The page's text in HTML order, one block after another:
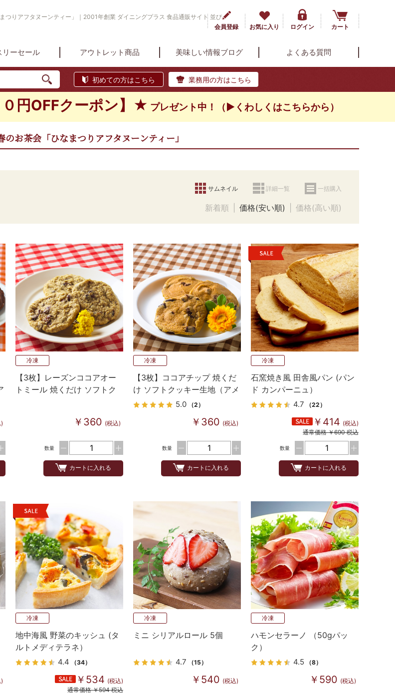
つりアフタヌーンティー」｜2001年創業 ダイニングプラス 食品通販サイト 並び
会員登録 お気に入り ログイン カート
リーセール アウトレット商品 美味しい情報ブログ よくある質問
初めての方はこちら 業務用の方はこちら
円OFFクーポン】★ プレゼント中！（▶くわしくはこちらから）
お茶会「ひなまつりアフタヌーンティー」
サムネイル 詳細一覧 一括購入
新着順 価格(安い順) 価格(高い順)
冷凍
【3枚】レーズンココアオー
トミール 焼くだけ ソフトク
￥360 (税込)
数量
カートに入れる
冷凍
【3枚】ココアチップ 焼くだ
け ソフトクッキー生地（アメ
リカンホームメイドタイプ）
5.0 （2）
￥360 (税込)
数量
カートに入れる
冷凍
石窯焼き風 田舎風パン (パン
ド カンパーニュ）
4.7 （22）
￥414 (税込)
通常価格 ￥690 税込
数量
カートに入れる
冷凍
地中海風 野菜のキッシュ (タ
ルトメディテラネ）
4.4 （34）
￥534 (税込)
通常価格 ￥594 税込
冷凍
ミニ シリアルロール 5個
4.7 （15）
￥540 (税込)
冷凍
ハモンセラーノ （50gパッ
ク）
4.5 （8）
￥590 (税込)